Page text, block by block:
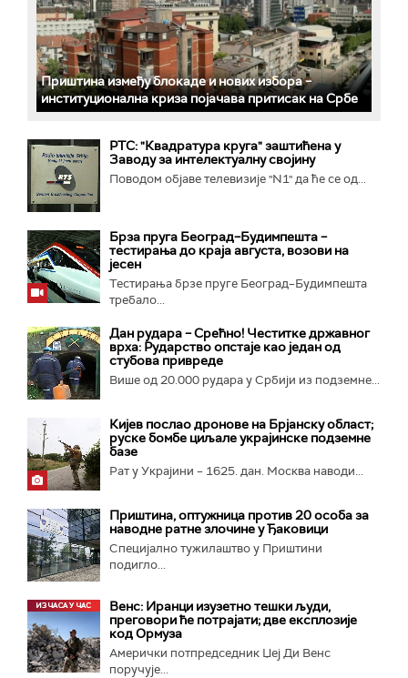
Приштина између блокаде и нових избора –
институционална криза појачава притисак на Србе
РТС: "Квадратура круга" заштићена у
Заводу за интелектуалну својину
Поводом објаве телевизије "N1" да ће се од...
Брза пруга Београд–Будимпешта –
тестирања до краја августа, возови на
јесен
Тестирања брзе пруге Београд–Будимпешта
требало...
Дан рудара – Срећно! Честитке државног
врха: Рударство опстаје као један од
стубова привреде
Више од 20.000 рудара у Србији из подземне...
Кијев послао дронове на Брјанску област;
руске бомбе циљале украјинске подземне
базе
Рат у Украјини – 1625. дан. Москва наводи...
Приштина, оптужница против 20 особа за
наводне ратне злочине у Ђаковици
Специјално тужилаштво у Приштини
подигло...
Венс: Иранци изузетно тешки људи,
преговори ће потрајати; две експлозије
код Ормуза
Амерички потпредседник Џеј Ди Венс
поручује...